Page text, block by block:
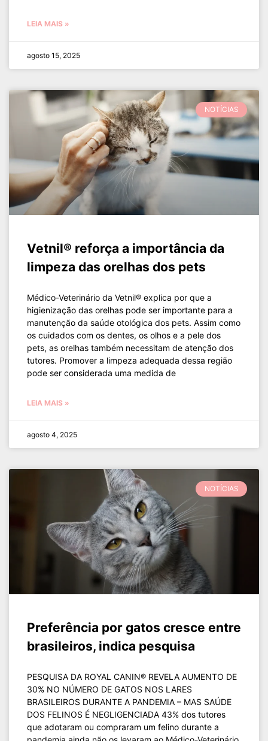
LEIA MAIS »
agosto 15, 2025
NOTÍCIAS
Vetnil® reforça a importância da
limpeza das orelhas dos pets
Médico-Veterinário da Vetnil® explica por que a
higienização das orelhas pode ser importante para a
manutenção da saúde otológica dos pets. Assim como
os cuidados com os dentes, os olhos e a pele dos
pets, as orelhas também necessitam de atenção dos
tutores. Promover a limpeza adequada dessa região
pode ser considerada uma medida de
LEIA MAIS »
agosto 4, 2025
NOTÍCIAS
Preferência por gatos cresce entre
brasileiros, indica pesquisa
PESQUISA DA ROYAL CANIN® REVELA AUMENTO DE
30% NO NÚMERO DE GATOS NOS LARES
BRASILEIROS DURANTE A PANDEMIA – MAS SAÚDE
DOS FELINOS É NEGLIGENCIADA 43% dos tutores
que adotaram ou compraram um felino durante a